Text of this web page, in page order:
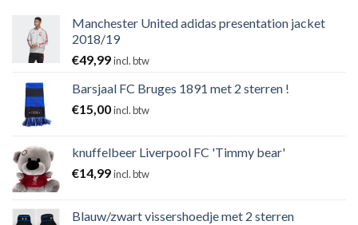
Manchester United adidas presentation jacket
2018/19
€49,99incl. btw
Barsjaal FC Bruges 1891 met 2 sterren !
€15,00incl. btw
knuffelbeer Liverpool FC 'Timmy bear'
€14,99incl. btw
Blauw/zwart vissershoedje met 2 sterren